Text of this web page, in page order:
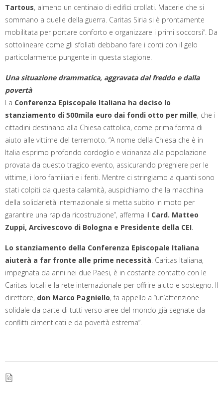
Tartous, almeno un centinaio di edifici crollati. Macerie che si
sommano a quelle della guerra. Caritas Siria si è prontamente
mobilitata per portare conforto e organizzare i primi soccorsi”. Da
sottolineare come gli sfollati debbano fare i conti con il gelo
particolarmente pungente in questa stagione.
Una situazione drammatica, aggravata dal freddo e dalla
povertà
La Conferenza Episcopale Italiana ha deciso lo
stanziamento di 500mila euro dai fondi otto per mille, che i
cittadini destinano alla Chiesa cattolica, come prima forma di
aiuto alle vittime del terremoto. “A nome della Chiesa che è in
Italia esprimo profondo cordoglio e vicinanza alla popolazione
provata da questo tragico evento, assicurando preghiere per le
vittime, i loro familiari e i feriti. Mentre ci stringiamo a quanti sono
stati colpiti da questa calamità, auspichiamo che la macchina
della solidarietà internazionale si metta subito in moto per
garantire una rapida ricostruzione”, afferma il Card. Matteo
Zuppi, Arcivescovo di Bologna e Presidente della CEI
Lo stanziamento della Conferenza Episcopale Italiana
aiuterà a far fronte alle prime necessità . Caritas Italiana,
impegnata da anni nei due Paesi, è in costante contatto con le
Caritas locali e la rete internazionale per offrire aiuto e sostegno. Il
direttore, don Marco Pagniello, fa appello a “un’attenzione
solidale da parte di tutti verso aree del mondo già segnate da
conflitti dimenticati e da povertà estrema”.